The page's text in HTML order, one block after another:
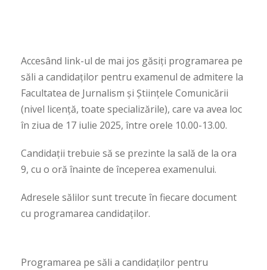
Accesând link-ul de mai jos găsiți programarea pe
săli a candidaților pentru examenul de admitere la
Facultatea de Jurnalism și Științele Comunicării
(nivel licență, toate specializările), care va avea loc
în ziua de 17 iulie 2025, între orele 10.00-13.00.
Candidații trebuie să se prezinte la sală de la ora
9, cu o oră înainte de începerea examenului.
Adresele sălilor sunt trecute în fiecare document
cu programarea candidaților.
Programarea pe săli a candidaților pentru